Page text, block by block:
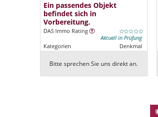
Ein passendes Objekt
befindet sich in
Vorbereitung.
DAS Immo Rating
Aktuell in Prüfung
Kategorien
Denkmal
Bitte sprechen Sie uns direkt an.